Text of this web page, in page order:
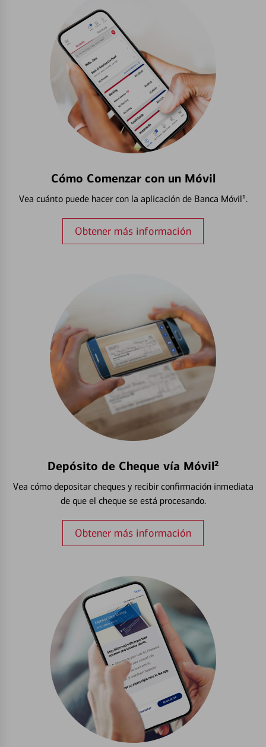
Cómo Comenzar con un Móvil
Vea cuánto puede hacer con la aplicación de Banca Móvil¹.
Obtener más información
Depósito de Cheque vía Móvil²
Vea cómo depositar cheques y recibir confirmación inmediata
de que el cheque se está procesando.
Obtener más información